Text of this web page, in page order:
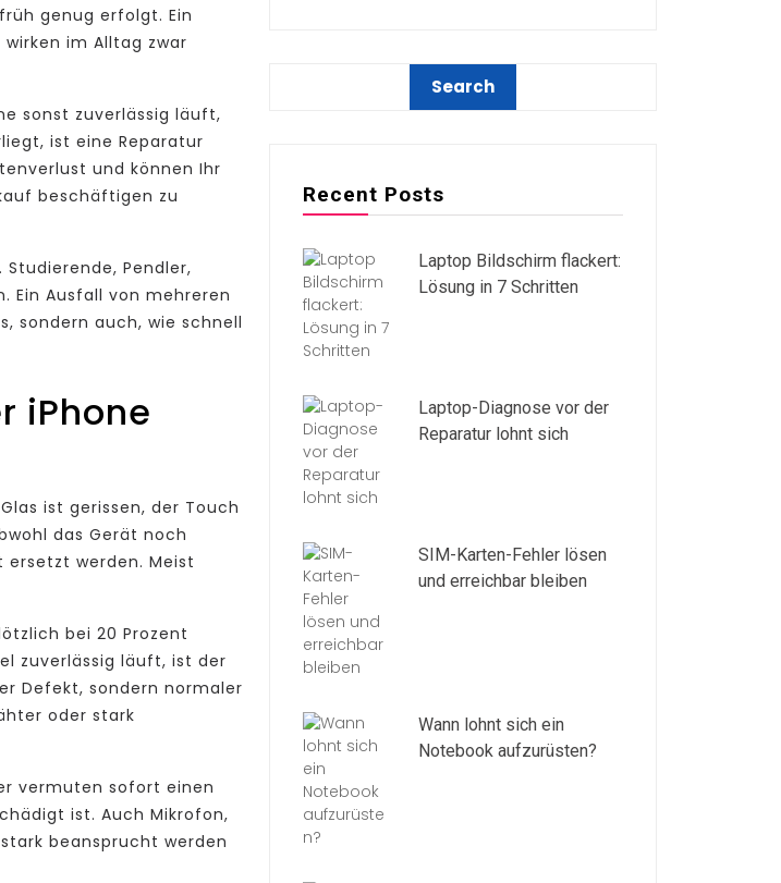
genug erfolgt. Ein
im Alltag zwar
sonst zuverlässig läuft,
ist eine Reparatur
und können Ihr
beschäftigen zu
Pendler,
Ein Ausfall von mehreren
sondern auch, wie schnell
iPhone
ist gerissen, der Touch
das Gerät noch
werden. Meist
bei 20 Prozent
zuverlässig läuft, ist der
Defekt, sondern normaler
oder stark
vermuten sofort einen
ist. Auch Mikrofon,
beansprucht werden
Recent Posts
Laptop Bildschirm flackert:
Lösung in 7 Schritten
Laptop-Diagnose vor der
Reparatur lohnt sich
SIM-Karten-Fehler lösen
und erreichbar bleiben
Wann lohnt sich ein
Notebook aufzurüsten?